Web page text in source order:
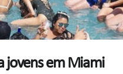
jovens em Miami